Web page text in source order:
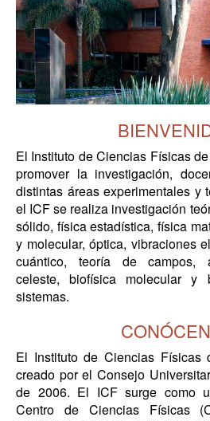
El Instituto de Ciencias Físicas
promover la investigación,
distintas áreas experimentales y
el ICF se realiza investigación
sólido, física estadística, física
y molecular, óptica, vibraciones
cuántico, teoría de campos,
celeste, biofísica molecular
sistemas.
El Instituto de Ciencias
creado por el Consejo
de 2006. El ICF surge como
Centro de Ciencias Físicas